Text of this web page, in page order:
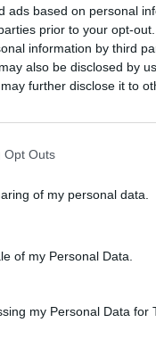
ads based on personal
prior to your opt-
information by third
also be disclosed by
further disclose it to
Opt Outs
of my personal data.
of my Personal Data.
my Personal Data for